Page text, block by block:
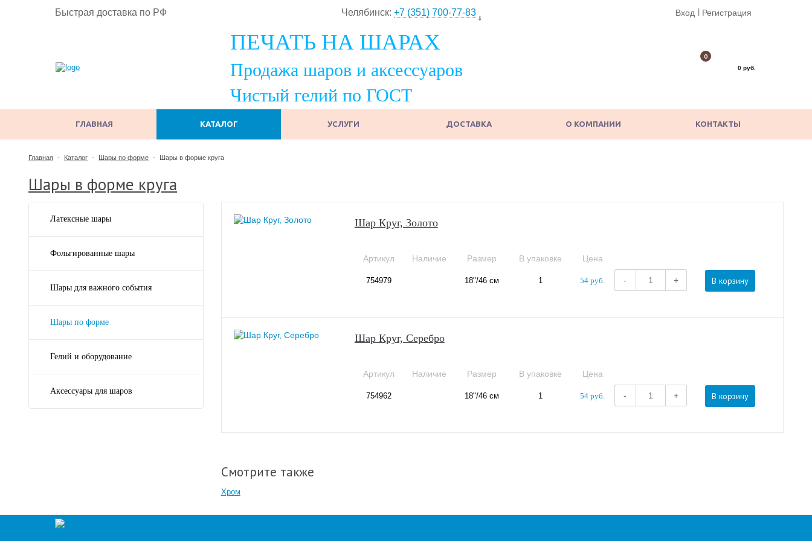
Быстрая доставка по РФ Челябинск:+7 (351) 700-77-83 Вход Регистрация
ПЕЧАТЬ НА ШАРАХ
Продажа шаров и аксессуаров
Чистый гелий по ГОСТ
0
0 руб.
ГЛАВНАЯ КАТАЛОГ УСЛУГИ ДОСТАВКА О КОМПАНИИ КОНТАКТЫ
Главная - Каталог - Шары по форме - Шары в форме круга
Шары в форме круга
Латексные шары
Фольгированные шары
Шары для важного события
Шары по форме
Гелий и оборудование
Аксессуары для шаров
Шар Круг, Золото
Артикул Наличие Размер В упаковке Цена
754979 18"/46 см 1 54 руб. - + В корзину
Шар Круг, Серебро
Артикул Наличие Размер В упаковке Цена
754962 18"/46 см 1 54 руб. - + В корзину
Смотрите также
Хром